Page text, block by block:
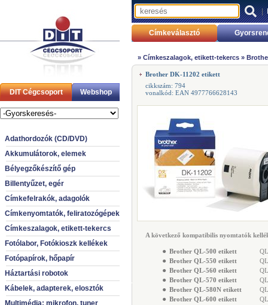
DIT Cégcsoport Webshop
Adathordozók (CD/DVD)
Akkumulátorok, elemek
Bélyegzőkészítő gép
Billentyűzet, egér
Címkefelrakók, adagolók
Címkenyomtatók, feliratozógépek
Címkeszalagok, etikett-tekercs
Fotólabor, Fotókioszk kellékek
Fotópapírok, hőpapír
Háztartási robotok
Kábelek, adapterek, elosztók
Multimédia: mikrofon, tuner
|
Címkeválasztó
» Címkeszalagok, etikett-tekercs »
Brother DK-11202 etikett
cikkszám: 794
vonalkód: EAN 4977766628143
A következő kompatibilis nyomtatók
● Brother QL-500 etikett
● Brother QL-550 etikett
● Brother QL-560 etikett
● Brother QL-570 etikett
● Brother QL-580N etikett
● Brother QL-600 etikett